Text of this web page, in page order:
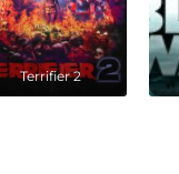
Terrifier 2